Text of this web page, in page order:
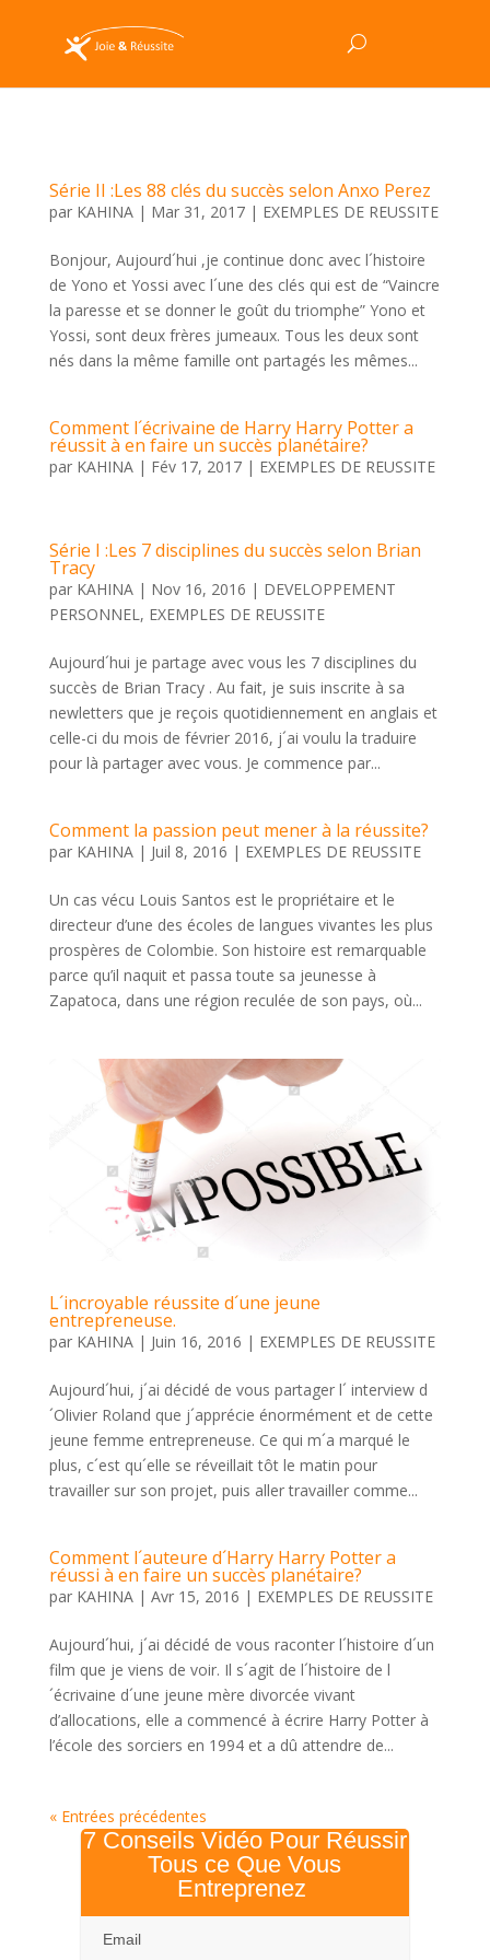
Série II :Les 88 clés du succès selon Anxo Perez
par KAHINA| Mar 31, 2017| EXEMPLES DE REUSSITE
Bonjour, Aujourd´hui ,je continue donc avec l´histoire
de Yono et Yossi avec l´une des clés qui est de “Vaincre
la paresse et se donner le goût du triomphe” Yono et
Yossi, sont deux frères jumeaux. Tous les deux sont
nés dans la même famille ont partagés les mêmes...
Comment l´écrivaine de Harry Harry Potter a
réussit à en faire un succès planétaire?
par KAHINA| Fév 17, 2017| EXEMPLES DE REUSSITE
Série I :Les 7 disciplines du succès selon Brian
Tracy
par KAHINA| Nov 16, 2016 | DEVELOPPEMENT
PERSONNEL, EXEMPLES DE REUSSITE
Aujourd´hui je partage avec vous les 7 disciplines du
succès de Brian Tracy . Au fait, je suis inscrite à sa
newletters que je reçois quotidiennement en anglais et
celle-ci du mois de février 2016, j´ai voulu la traduire
pour là partager avec vous. Je commence par...
Comment la passion peut mener à la réussite?
par KAHINA| Juil 8, 2016 | EXEMPLES DE REUSSITE
Un cas vécu Louis Santos est le propriétaire et le
directeur d’une des écoles de langues vivantes les plus
prospères de Colombie. Son histoire est remarquable
parce qu’il naquit et passa toute sa jeunesse à
Zapatoca, dans une région reculée de son pays, où...
L´incroyable réussite d´une jeune
entrepreneuse.
par KAHINA| Juin 16, 2016 | EXEMPLES DE REUSSITE
Aujourd´hui, j´ai décidé de vous partager l´ interview d
´Olivier Roland que j´apprécie énormément et de cette
jeune femme entrepreneuse. Ce qui m´a marqué le
plus, c´est qu´elle se réveillait tôt le matin pour
travailler sur son projet, puis aller travailler comme...
Comment l´auteure d´Harry Harry Potter a
réussi à en faire un succès planétaire?
par KAHINA| Avr 15, 2016 | EXEMPLES DE REUSSITE
Aujourd´hui, j´ai décidé de vous raconter l´histoire d´un
film que je viens de voir. Il s´agit de l´histoire de l
´écrivaine d´une jeune mère divorcée vivant
d’allocations, elle a commencé à écrire Harry Potter à
l’école des sorciers en 1994 et a dû attendre de...
« Entrées précédentes
7 Conseils Vidéo Pour Réussir
Tous ce Que Vous
Entreprenez
Email